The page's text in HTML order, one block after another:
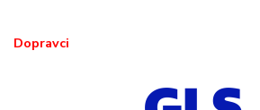
Dopravci